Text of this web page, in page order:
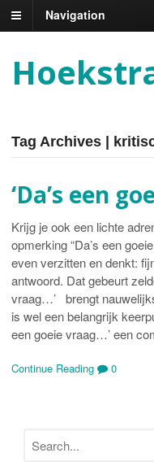
Navigation
Tag Archives |
‘Da’s een
Krijg je ook een lichte
opmerking “Da’s een
even verzitten en denkt:
antwoord. Dat gebeurt
vraag…’ brengt
is wel een belangrijk
een goeie vraag…’ een
Continue Reading 0